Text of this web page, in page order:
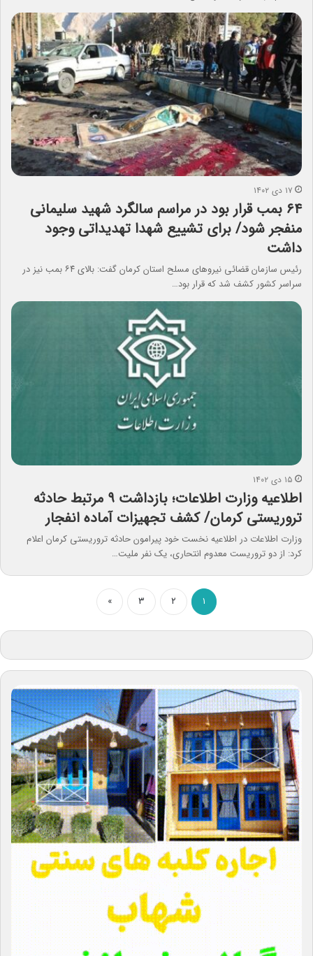
۱۷ دی ۱۴۰۲
۶۴ بمب قرار بود در مراسم سالگرد شهید سلیمانی
منفجر شود/ برای تشییع شهدا تهدیداتی ‌وجود
داشت
رئیس سازمان قضائی نیروهای مسلح استان کرمان گفت: بالای ۶۴ بمب نیز در
سراسر کشور کشف شد که قرار بود…
۱۵ دی ۱۴۰۲
اطلاعیه وزارت اطلاعات؛‌ بازداشت ۹ مرتبط حادثه‌‌
تروریستی کرمان/ کشف تجهیزات آماده انفجار
وزارت اطلاعات در اطلاعیه‌ نخست خود پیرامون حادثه‌‌ تروریستی کرمان اعلام
کرد: از دو تروریست معدوم انتحاری، یک نفر ملیت…
۱ ۲ ۳ »